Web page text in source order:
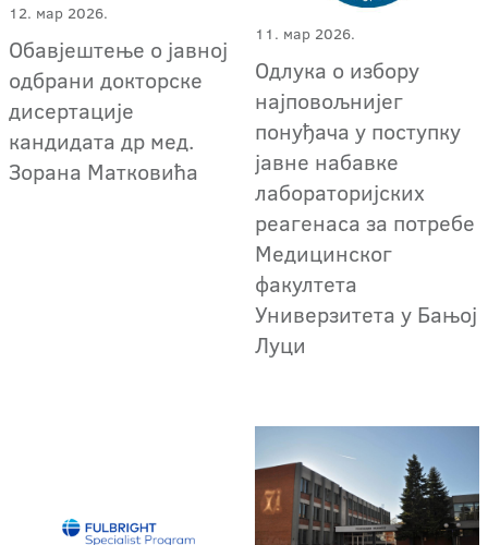
12. мар 2026.
Обавјештење о јавној
одбрани докторске
дисертације
кандидата др мед.
Зорана Матковића
11. мар 2026.
Одлука о избору
најповољнијег
понуђача у поступку
јавне набавке
лабораторијских
реагенаса за потребе
Медицинског
факултета
Универзитета у Бањој
Луци